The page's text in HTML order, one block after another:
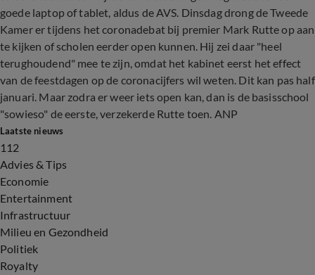
goede laptop of tablet, aldus de AVS. Dinsdag drong de Tweede
Kamer er tijdens het coronadebat bij premier Mark Rutte op aan
te kijken of scholen eerder open kunnen. Hij zei daar "heel
terughoudend" mee te zijn, omdat het kabinet eerst het effect
van de feestdagen op de coronacijfers wil weten. Dit kan pas half
januari. Maar zodra er weer iets open kan, dan is de basisschool
"sowieso" de eerste, verzekerde Rutte toen. ANP
Laatste nieuws
112
Advies & Tips
Economie
Entertainment
Infrastructuur
Milieu en Gezondheid
Politiek
Royalty